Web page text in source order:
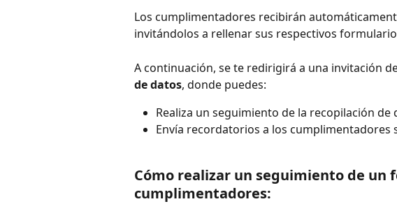
Los cumplimentadores recibirán
invitándolos a rellenar sus respectivos
A continuación, se te redirigirá a una invitación
de datos, donde puedes:
Realiza un seguimiento de la recopilación de
Envía recordatorios a los cumplimentadores
Cómo realizar un seguimiento de un
cumplimentadores: